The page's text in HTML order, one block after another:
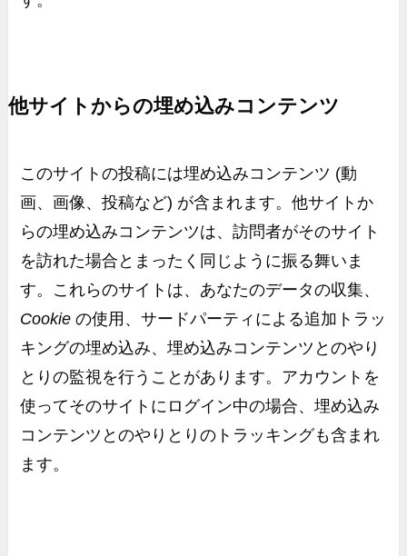
他サイトからの埋め込みコンテンツ
このサイトの投稿には埋め込みコンテンツ (動
画、画像、投稿など) が含まれます。他サイトか
らの埋め込みコンテンツは、訪問者がそのサイト
を訪れた場合とまったく同じように振る舞いま
す。これらのサイトは、あなたのデータの収集、
Cookieの使用、サードパーティによる追加トラッ
キングの埋め込み、埋め込みコンテンツとのやり
とりの監視を行うことがあります。アカウントを
使ってそのサイトにログイン中の場合、埋め込み
コンテンツとのやりとりのトラッキングも含まれ
ます。